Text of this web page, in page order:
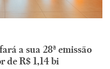
a sua 28ª emissão
de R$ 1,14 bi